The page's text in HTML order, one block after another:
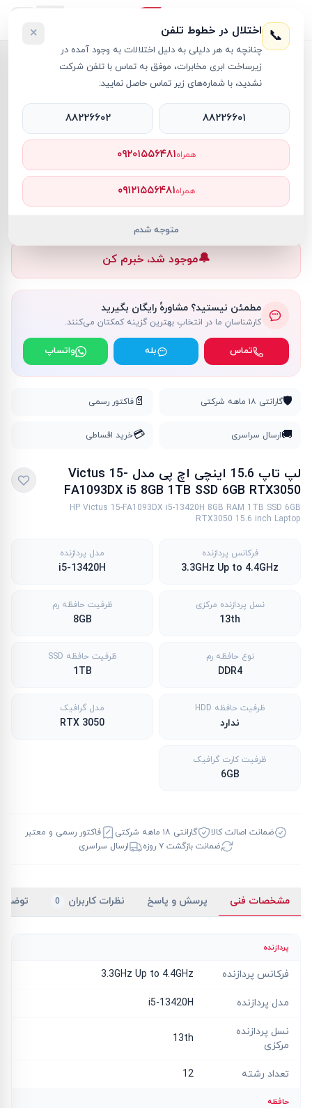
لپ تاپ Victus ›
لپ تاپ Victus RT18887
ناموجود
🔔موجود شد، خبرم کن
مطمئن نیستید؟ مشاورهٔ رایگان بگیرید
کارشناسانِ ما در انتخابِ بهترین گزینه کمکتان می‌کنند.
تماس بله واتساپ
🛡️گارانتی ۱۸ ماهه شرکتی 📄 فاکتور رسمی
🚚ارسال سراسری 💳خرید اقساطی
لپ تاپ 15.6 اینچی اچ پی مدل Victus 15-
FA1093DX i5 8GB 1TB SSD 6GB RTX3050
HP Victus 15-FA1093DX i5-13420H 8GB RAM 1TB SSD 6GB
RTX3050 15.6 inch Laptop
فرکانس پردازنده
3.3GHz Up to 4.4GHz
مدل پردازنده
i5-13420H
نسل پردازنده مرکزی
13th
ظرفیت حافظه رم
8GB
نوع حافظه رم
DDR4
ظرفیت حافظه SSD
1TB
ظرفیت حافظه HDD
ندارد
مدل گرافیک
RTX 3050
ظرفیت کارت گرافیک
6GB
ضمانت اصالت کالا گارانتی ۱۸ ماهه شرکتی
فاکتور رسمی و معتبر
ضمانت بازگشت ۷ روزه
ارسال سراسری
مشخصات فنی پرسش و پاسخ نظرات کاربران 0
پردازنده
فرکانس پردازنده 3.3GHz Up to 4.4GHz
مدل پردازنده i5-13420H
نسل پردازنده
مرکزی
13th
تعداد رشته 12
حافظه
📞 اختلال در خطوط تلفن
چنانچه به هر دلیلی به دلیل اختلالات به وجود آمده در
زیرساخت ابری مخابرات، موفق به تماس با تلفن شرکت
نشدید، با شماره‌های زیر تماس حاصل نمایید:
×
۸۸۲۲۶۶۰۱ ۸۸۲۲۶۶۰۲
همراه۰۹۲۰۱۵۵۶۴۸۱
همراه۰۹۱۲۱۵۵۶۴۸۱
متوجه شدم